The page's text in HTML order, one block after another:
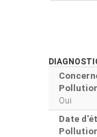
Oui
Date